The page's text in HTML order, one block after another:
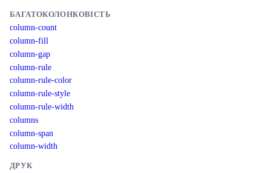
БАГАТОКОЛОНКОВІСТЬ
column-count
column-fill
column-gap
column-rule
column-rule-color
column-rule-style
column-rule-width
columns
column-span
column-width
ДРУК